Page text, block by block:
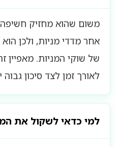
משום שהוא מחזיק חשיפה
אחר מדדי מניות, ולכן
של שוקי המניות. מאפיין
לאורך זמן לצד סיכון
למי כדאי לשקול את